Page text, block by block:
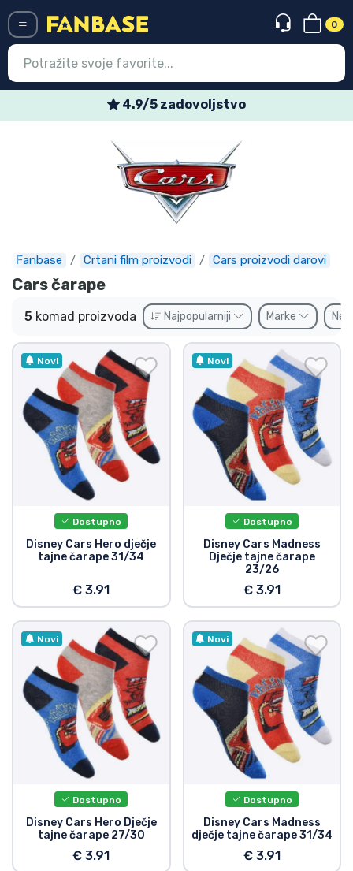
0
4.9/5 zadovoljstvo
Fanbase Crtani film proizvodi Cars proizvodi darovi
Cars čarape
5 komad proizvoda Najpopularniji Marke Ne
Novi
Dostupno
Disney Cars Hero dječje
tajne čarape 31/34
€ 3.91
Novi
Dostupno
Disney Cars Madness
Dječje tajne čarape
23/26
€ 3.91
Novi
Dostupno
Disney Cars Hero Dječje
tajne čarape 27/30
€ 3.91
Novi
Dostupno
Disney Cars Madness
dječje tajne čarape 31/34
€ 3.91
Ulazak Registracija
Najnovije proizvodi
Ekspresna dostava
Prednarudžbe
Outlet proizvodi
Dostava i plaćanje
TV serija proizvodi
Film proizvodi
Crtani proizvodi
Anime proizvodi
Gamer proizvodi
Sportski proizvodi
Glazbeni proizvodi
Vrste proizvoda
Marke